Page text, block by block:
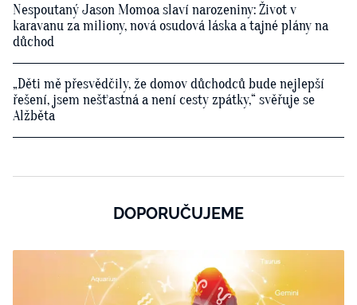
Nespoutaný Jason Momoa slaví narozeniny: Život v
karavanu za miliony, nová osudová láska a tajné plány na
důchod
„Děti mě přesvědčily, že domov důchodců bude nejlepší
řešení, jsem nešťastná a není cesty zpátky,“ svěřuje se
Alžběta
DOPORUČUJEME